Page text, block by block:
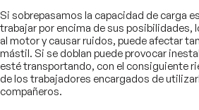
Si sobrepasamos la capacidad de carga
trabajar por encima de sus posibilidades,
al motor y causar ruidos, puede afectar
mástil. Si se doblan puede provocar
esté transportando, con el consiguiente
de los trabajadores encargados de
compañeros.